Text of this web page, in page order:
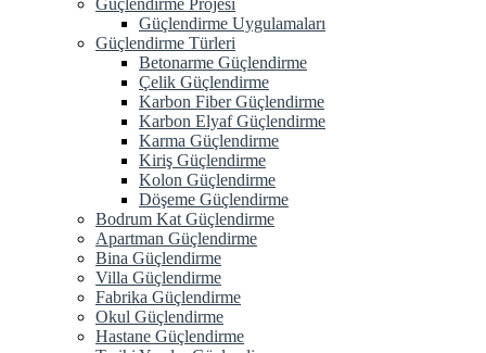
Güçlendirme Projesi
Güçlendirme Uygulamaları
Güçlendirme Türleri
Betonarme Güçlendirme
Çelik Güçlendirme
Karbon Fiber Güçlendirme
Karbon Elyaf Güçlendirme
Karma Güçlendirme
Kiriş Güçlendirme
Kolon Güçlendirme
Döşeme Güçlendirme
Bodrum Kat Güçlendirme
Apartman Güçlendirme
Bina Güçlendirme
Villa Güçlendirme
Fabrika Güçlendirme
Okul Güçlendirme
Hastane Güçlendirme